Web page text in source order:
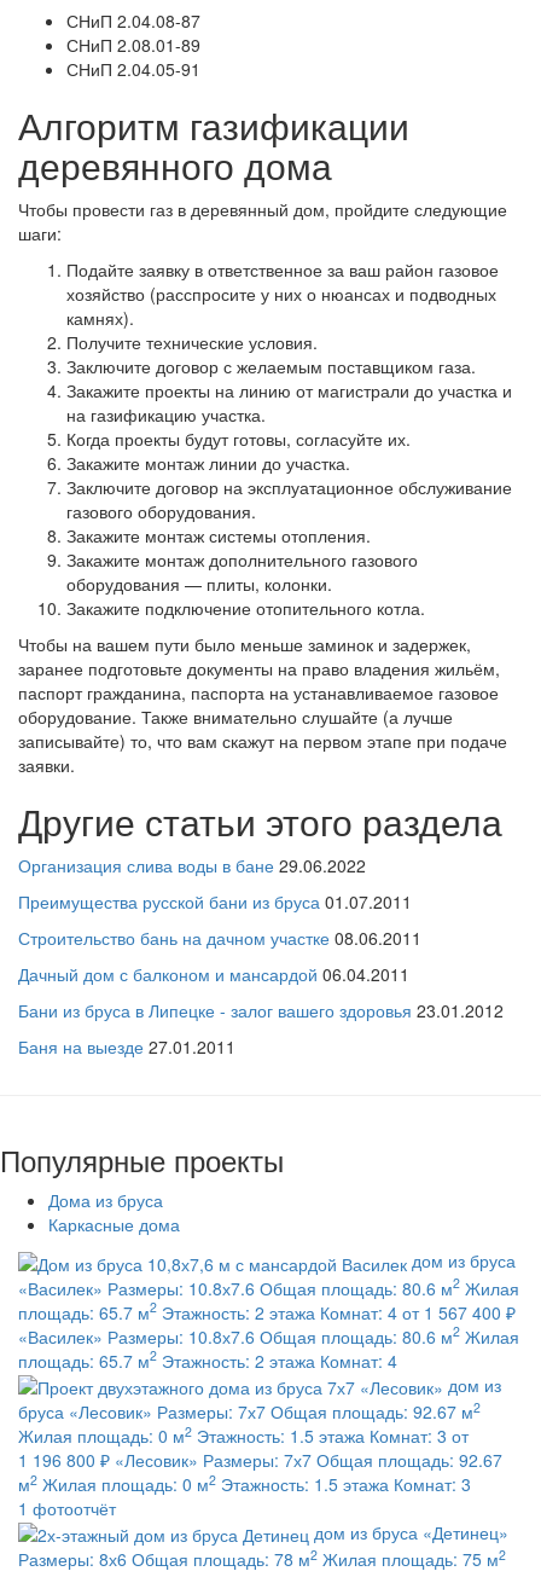
СНиП 2.04.08-87
СНиП 2.08.01-89
СНиП 2.04.05-91
Алгоритм газификации
деревянного дома
Чтобы провести газ в деревянный дом, пройдите следующие
шаги:
Подайте заявку в ответственное за ваш район газовое
хозяйство (расспросите у них о нюансах и подводных
камнях).
Получите технические условия.
Заключите договор с желаемым поставщиком газа.
Закажите проекты на линию от магистрали до участка и
на газификацию участка.
Когда проекты будут готовы, согласуйте их.
Закажите монтаж линии до участка.
Заключите договор на эксплуатационное обслуживание
газового оборудования.
Закажите монтаж системы отопления.
Закажите монтаж дополнительного газового
оборудования — плиты, колонки.
Закажите подключение отопительного котла.
Чтобы на вашем пути было меньше заминок и задержек,
заранее подготовьте документы на право владения жильём,
паспорт гражданина, паспорта на устанавливаемое газовое
оборудование. Также внимательно слушайте (а лучше
записывайте) то, что вам скажут на первом этапе при подаче
заявки.
Другие статьи этого раздела
Организация слива воды в бане 29.06.2022
Преимущества русской бани из бруса 01.07.2011
Строительство бань на дачном участке 08.06.2011
Дачный дом с балконом и мансардой 06.04.2011
Бани из бруса в Липецке - залог вашего здоровья 23.01.2012
Баня на выезде 27.01.2011
Популярные проекты
Дома из бруса
Каркасные дома
дом из бруса
«Василек» Размеры: 10.8х7.6 Общая площадь: 80.6 м2 Жилая
площадь: 65.7 м2 Этажность: 2 этажа Комнат: 4 от 1 567 400 ₽
«Василек» Размеры: 10.8х7.6 Общая площадь: 80.6 м2 Жилая
площадь: 65.7 м2 Этажность: 2 этажа Комнат: 4
дом из
бруса «Лесовик» Размеры: 7х7 Общая площадь: 92.67 м2
Жилая площадь: 0 м2 Этажность: 1.5 этажа Комнат: 3 от
1 196 800 ₽ «Лесовик» Размеры: 7х7 Общая площадь: 92.67
м2 Жилая площадь: 0 м2 Этажность: 1.5 этажа Комнат: 3
1 фотоотчёт
дом из бруса «Детинец»
Размеры: 8х6 Общая площадь: 78 м2 Жилая площадь: 75 м2